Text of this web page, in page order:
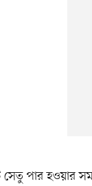
সেতু পার হওয়ার